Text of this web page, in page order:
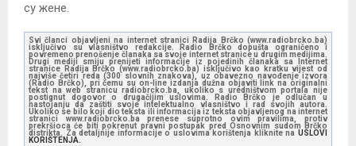
су жене.
Svi članci objavljeni na internet stranici Radija Brčko (www.radiobrcko.ba)
isključivo su vlasništvo redakcije. Radio Brčko dopušta ograničeno i
povremeno prenošenje članaka sa svoje internet stranice u drugim medijima.
Drugi mediji smiju prenijeti informacije iz pojedinih članaka sa Internet
stranice Radija Brčko (www.radiobrcko.ba) isključivo kao kratku vijest od
najviše četiri reda (300 slovnih znakova), uz obavezno navođenje izvora
(Radio Brčko), pri čemu su on-line izdanja dužna objaviti link na originalni
tekst na web stranicu radiobrcko.ba, ukoliko s uredništvom portala nije
postignut dogovor o drugačijim uslovima. Radio Brčko je odlučan u
nastojanju da zaštiti svoje intelektualno vlasništvo i rad svojih autora.
Ukoliko se bilo koji dio teksta ili informacija iz teksta objavljenog na internet
stranici www.radiobrcko.ba prenese suprotno ovim pravilima, protiv
prekršioca će biti pokrenut pravni postupak pred Osnovnim sudom Brčko
distrikta. Za detaljnije informacije o uslovima korištenja kliknite na USLOVI
KORIŠTENJA.